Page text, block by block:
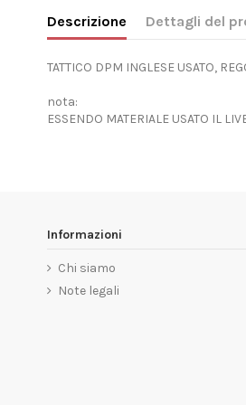
Descrizione Dettagli del
TATTICO DPM INGLESE USATO,
nota:
ESSENDO MATERIALE USATO IL
Informazioni
Chi siamo
Note legali